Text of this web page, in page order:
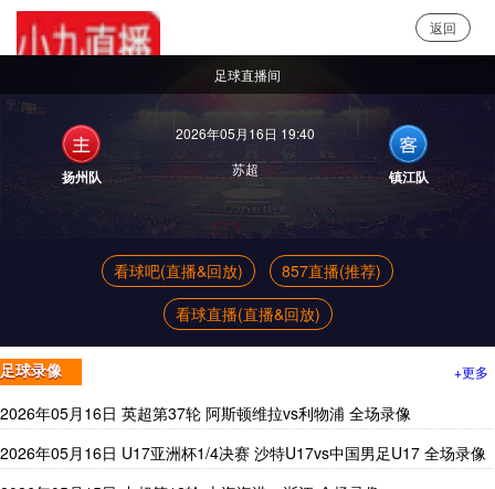
返回
足球直播间
扬州队
2026年05月16日 19:40
苏超
镇江队
看球吧(直播&回放)
857直播(推荐)
看球直播(直播&回放)
足球录像 +更多
2026年05月16日 英超第37轮 阿斯顿维拉vs利物浦 全场录像
2026年05月16日 U17亚洲杯1/4决赛 沙特U17vs中国男足U17 全场录像